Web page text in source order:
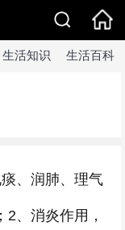
生活知识 生活百科
、润肺、理气
、消炎作用，